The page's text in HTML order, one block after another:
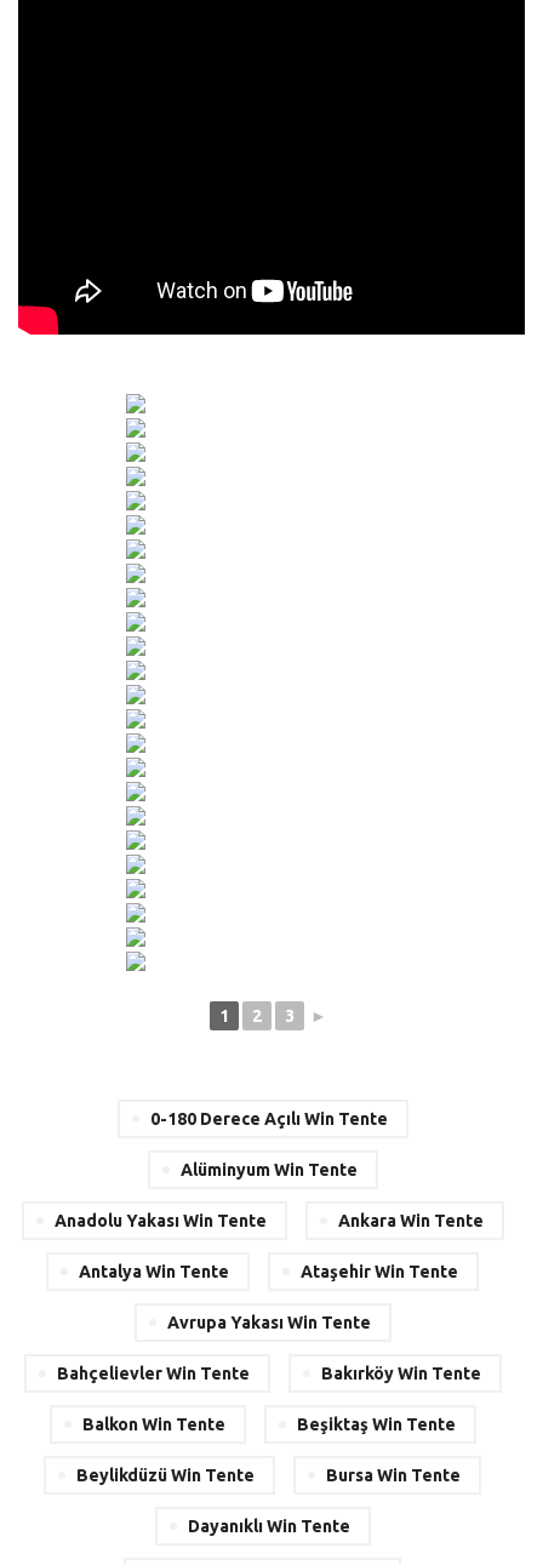
1 2 3 ►
0-180 Derece Açılı Win Tente
Alüminyum Win Tente
Anadolu Yakası Win Tente Ankara Win Tente
Antalya Win Tente Ataşehir Win Tente
Avrupa Yakası Win Tente
Bahçelievler Win Tente Bakırköy Win Tente
Balkon Win Tente Beşiktaş Win Tente
Beylikdüzü Win Tente Bursa Win Tente
Dayanıklı Win Tente